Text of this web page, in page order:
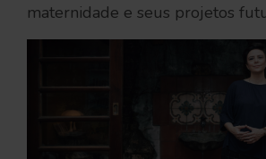
maternidade e seus projetos